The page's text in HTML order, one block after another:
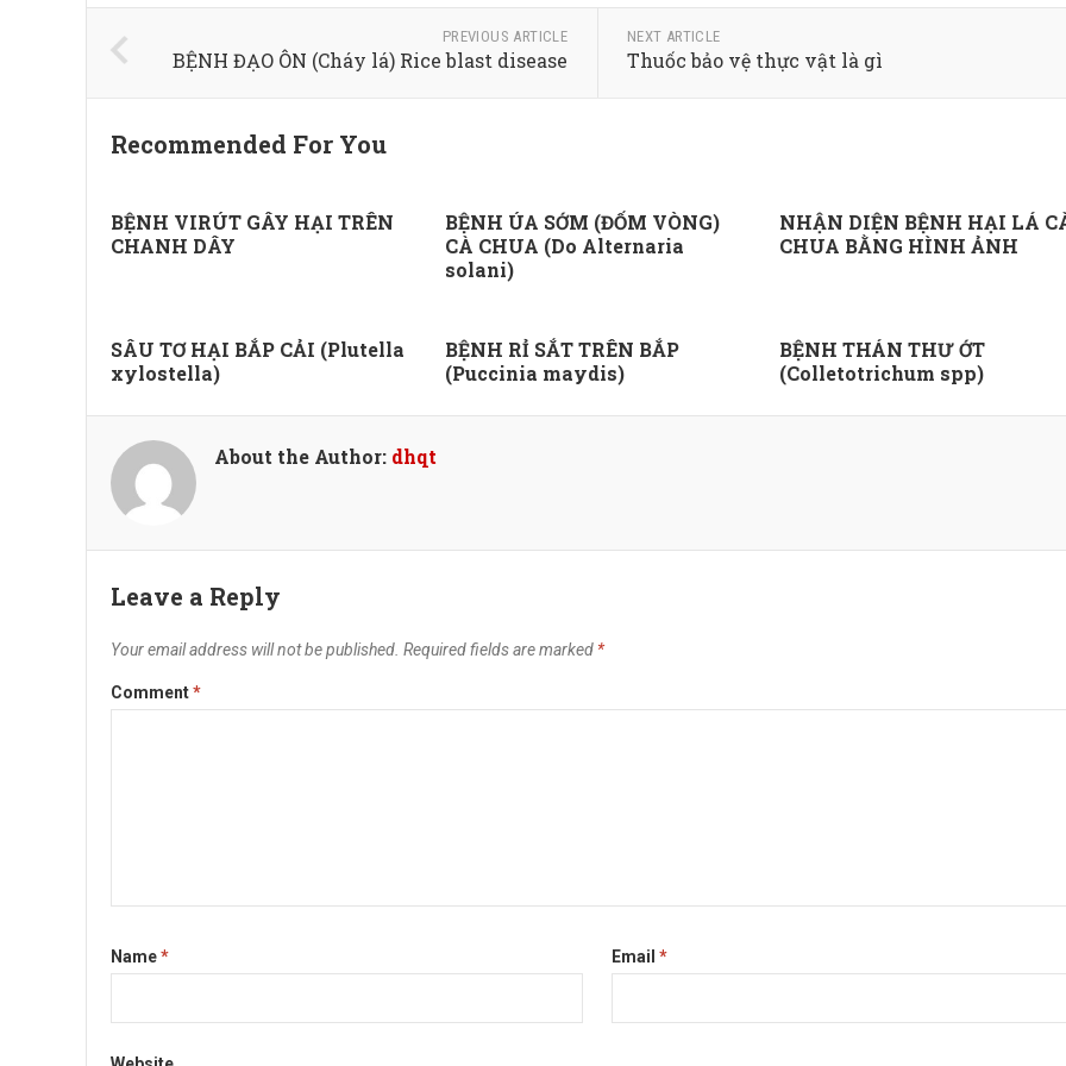
PREVIOUS ARTICLE
BỆNH ĐẠO ÔN (Cháy lá) Rice blast disease
NEXT ARTICLE
Thuốc bảo vệ thực vật là gì
Recommended For You
BỆNH VIRÚT GÂY HẠI TRÊN
CHANH DÂY
BỆNH ÚA SỚM (ĐỐM VÒNG)
CÀ CHUA (Do Alternaria
solani)
NHẬN DIỆN BỆNH HẠI LÁ
CHUA BẰNG HÌNH ẢNH
SÂU TƠ HẠI BẮP CẢI (Plutella
xylostella)
BỆNH RỈ SẮT TRÊN BẮP
(Puccinia maydis)
BỆNH THÁN THƯ ỚT
(Colletotrichum spp)
About the Author: dhqt
Leave a Reply
Your email address will not be published. Required fields are marked *
Comment*
Name* Email*